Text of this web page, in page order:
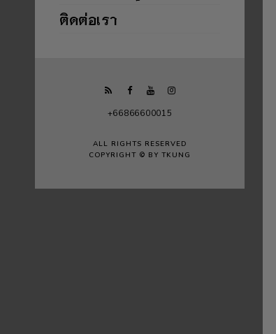
ติดต่อเรา
+66866600015
ALL RIGHTS RESERVED
COPYRIGHT © BY TKUNG